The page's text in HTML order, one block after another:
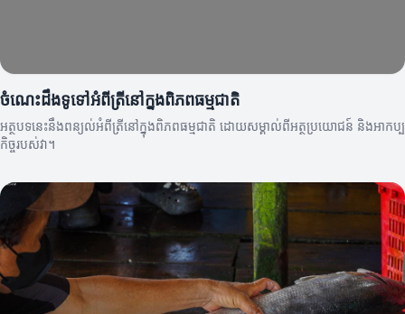
ចំណេះដឹងទូទៅអំពីត្រីនៅក្នុងពិភពធម្មជាតិ
អត្ថបទនេះនឹងពន្យល់អំពីត្រីនៅក្នុងពិភពធម្មជាតិ ដោយសម្គាល់ពីអត្ថប្រយោជន៍ និងអាកប្ប
កិច្ចរបស់វា។